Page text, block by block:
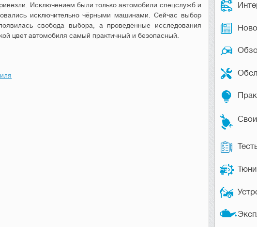
Исключением были только автомобили спецслужб и
исключительно чёрными машинами. Сейчас выбор
свобода выбора, а проведённые исследования
цвет автомобиля самый практичный и безопасный.